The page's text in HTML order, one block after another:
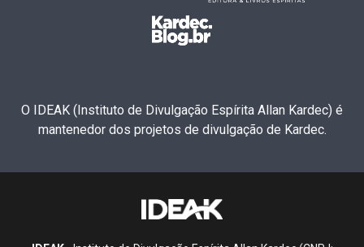
O IDEAK (Instituto de Divulgação Espírita Allan Kardec) é
mantenedor dos projetos de divulgação de Kardec.